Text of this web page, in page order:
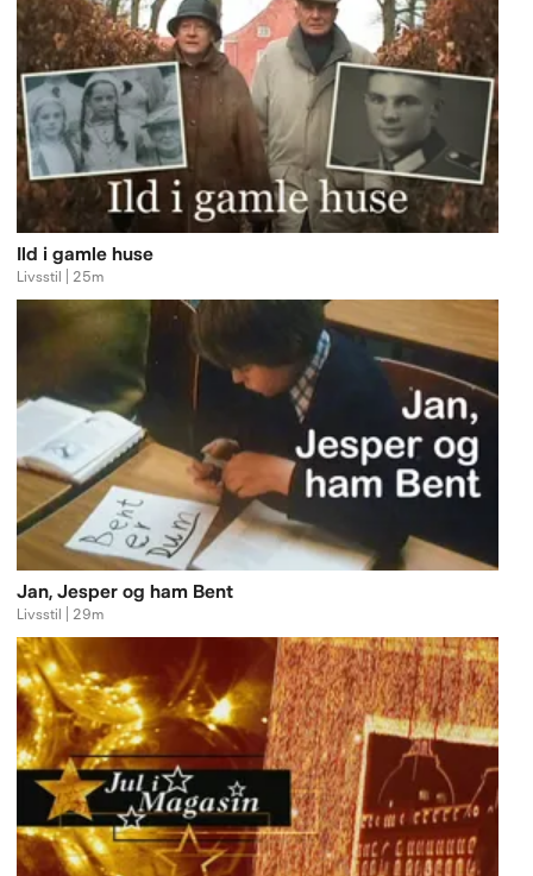
Ild i gamle huse
Livsstil | 25m
Jan, Jesper og ham Bent
Livsstil | 29m